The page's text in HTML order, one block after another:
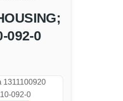
092-0
1311100920
092-0